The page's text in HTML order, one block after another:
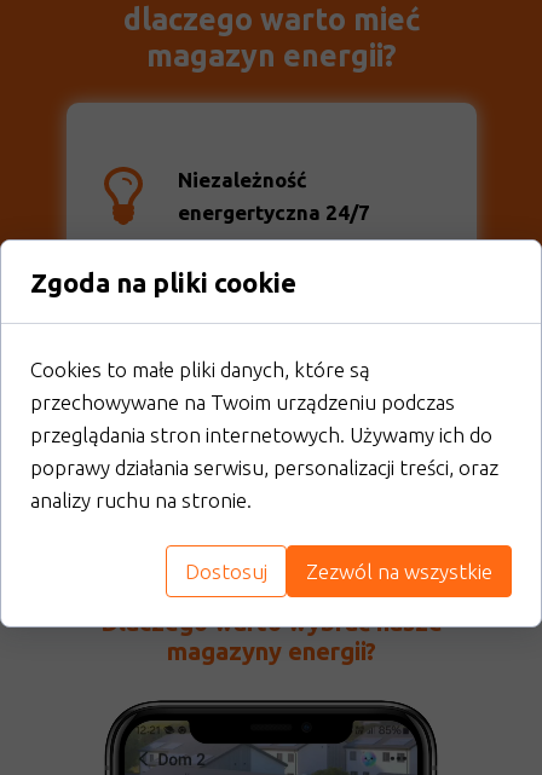
Dlaczego warto wybrać nasze
magazyny energii?
Ekologiczne
rozwiązanie
Ochrona przed
przerwami
w dostawie prądu
Niezależność
energertyczna 24/7
dlaczego warto mieć
magazyn energii?
Zgoda na pliki cookie
Cookies to małe pliki danych, które są
przechowywane na Twoim urządzeniu podczas
przeglądania stron internetowych. Używamy ich do
poprawy działania serwisu, personalizacji treści, oraz
analizy ruchu na stronie.
Dostosuj Zezwól na wszystkie